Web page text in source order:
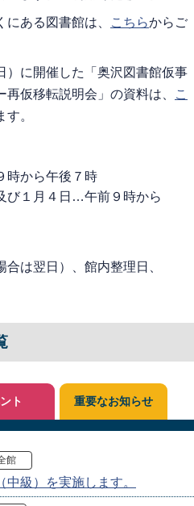
ある図書館は、 こちらからご
）に開催した「奥沢図書館仮事
仮移転説明会」の資料は、
こ
。
時から午後７時
び１月４日…午前９時から
は翌日）、館内整理日、
館
級）を実施します。
ト 重要なお知らせ